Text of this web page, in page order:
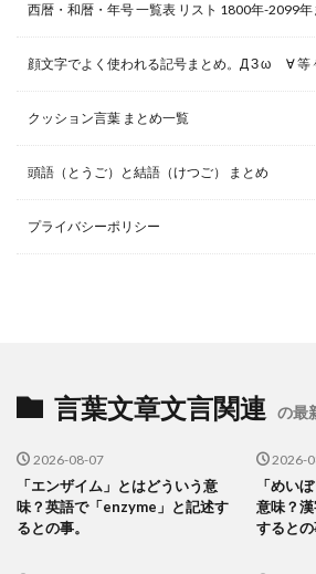
西暦・和暦・年号 一覧表 リスト 1800年-2099
顔文字でよく使われる記号まとめ。Д З ω ゞ∀ 等
クッション言葉 まとめ一覧
頭語（とうご）と結語（けつご） まとめ
プライバシーポリシー
言葉文章文言関連 の最
2026-08-07
「エンザイム」とはどういう意
味？英語で「enzyme」と記述す
るとの事。
2026-
「めい
意味？
するとの